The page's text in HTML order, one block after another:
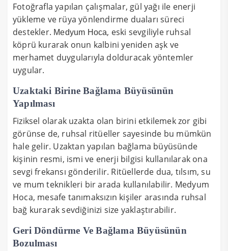
Fotoğrafla yapılan çalışmalar, gül yağı ile enerji
yükleme ve rüya yönlendirme duaları süreci
destekler. Medyum Hoca, eski sevgiliyle ruhsal
köprü kurarak onun kalbini yeniden aşk ve
merhamet duygularıyla dolduracak yöntemler
uygular.
Uzaktaki Birine Bağlama Büyüsünün
Yapılması
Fiziksel olarak uzakta olan birini etkilemek zor gibi
görünse de, ruhsal ritüeller sayesinde bu mümkün
hale gelir. Uzaktan yapılan bağlama büyüsünde
kişinin resmi, ismi ve enerji bilgisi kullanılarak ona
sevgi frekansı gönderilir. Ritüellerde dua, tılsım, su
ve mum teknikleri bir arada kullanılabilir. Medyum
Hoca, mesafe tanımaksızın kişiler arasında ruhsal
bağ kurarak sevdiğinizi size yaklaştırabilir.
Geri Döndürme Ve Bağlama Büyüsünün
Bozulması